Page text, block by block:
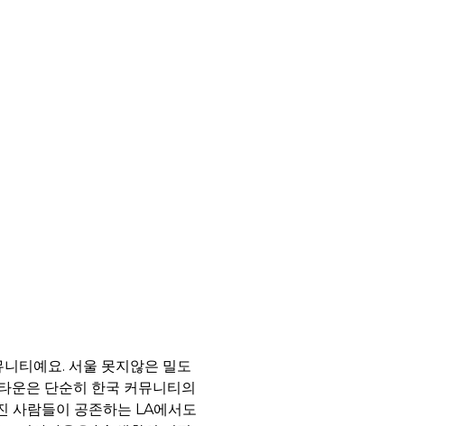
티예요. 서울 못지않은 밀도
운은 단순히 한국 커뮤니티의
사람들이 공존하는 LA에서도